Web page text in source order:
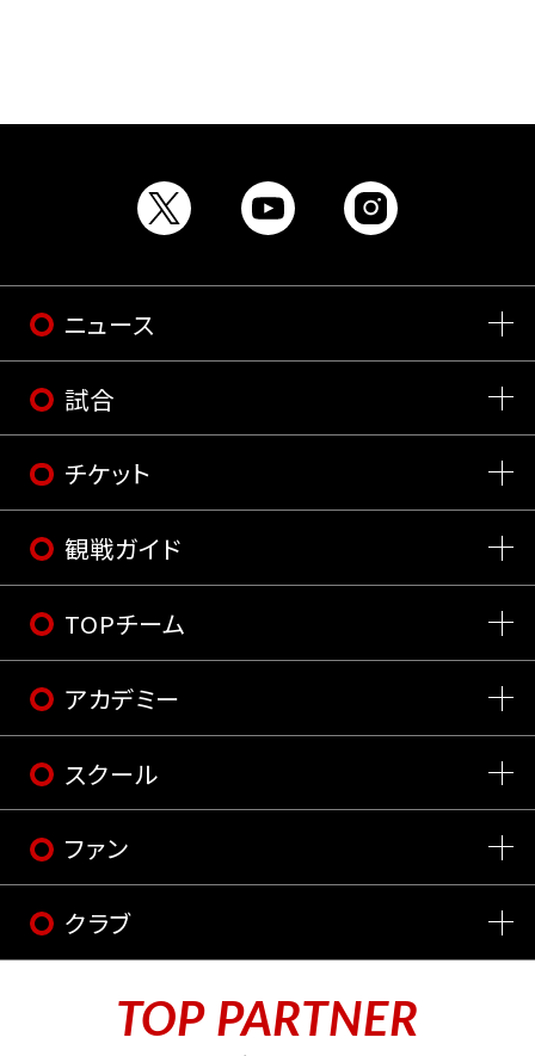
ニュース
試合
チケット
観戦ガイド
TOPチーム
アカデミー
スクール
ファン
クラブ
TOP PARTNER